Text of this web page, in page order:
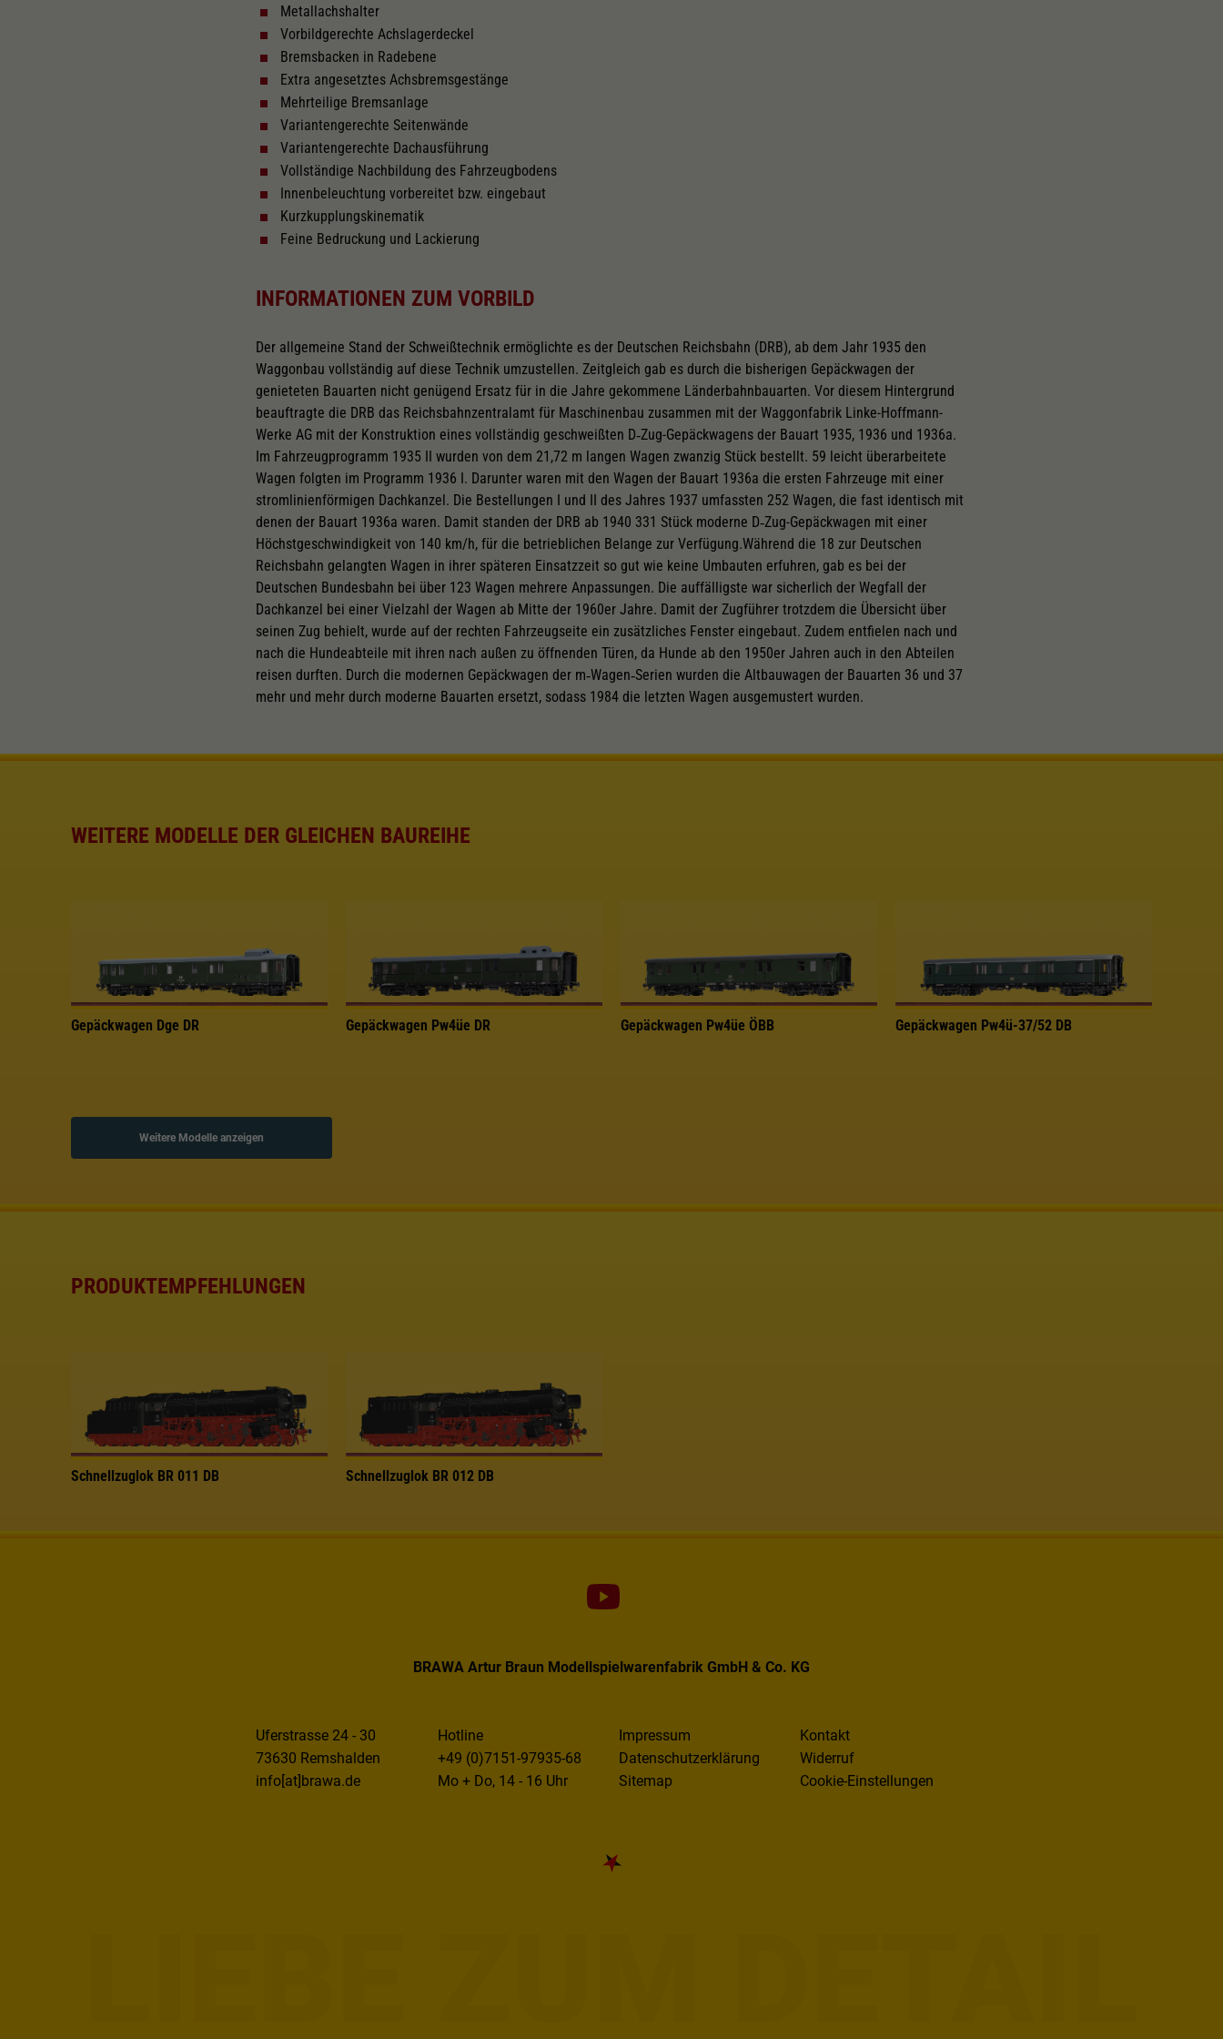
2222
Wechselstromschleifer
nachrüstbar
Metallachshalter
Vorbildgerechte Achslagerdeckel
Bremsbacken in Radebene
Extra angesetztes Achsbremsgestänge
Mehrteilige Bremsanlage
Variantengerechte Seitenwände
Variantengerechte Dachausführung
Vollständige Nachbildung des Fahrzeugbodens
Innenbeleuchtung vorbereitet bzw. eingebaut
Kurzkupplungskinematik
Feine Bedruckung und Lackierung
INFORMATIONEN ZUM VORBILD
Der allgemeine Stand der Schweißtechnik ermöglichte es der Deutschen Reichsbahn (DRB), ab dem Jahr 1935 den
Waggonbau vollständig auf diese Technik umzustellen. Zeitgleich gab es durch die bisherigen Gepäckwagen der
genieteten Bauarten nicht genügend Ersatz für in die Jahre gekommene Länderbahnbauarten. Vor diesem Hintergrund
beauftragte die DRB das Reichsbahnzentralamt für Maschinenbau zusammen mit der Waggonfabrik Linke-Hoffmann-
Werke AG mit der Konstruktion eines vollständig geschweißten D‑Zug-Gepäckwagens der Bauart 1935, 1936 und 1936a.
Im Fahrzeugprogramm 1935 II wurden von dem 21,72 m langen Wagen zwanzig Stück bestellt. 59 leicht überarbeitete
Wagen folgten im Programm 1936 I. Darunter waren mit den Wagen der Bauart 1936a die ersten Fahrzeuge mit einer
stromlinienförmigen Dachkanzel. Die Bestellungen I und II des Jahres 1937 umfassten 252 Wagen, die fast identisch mit
denen der Bauart 1936a waren. Damit standen der DRB ab 1940 331 Stück moderne D‑Zug-Gepäckwagen mit einer
Höchstgeschwindigkeit von 140 km/h, für die betrieblichen Belange zur Verfügung.Während die 18 zur Deutschen
Reichsbahn gelangten Wagen in ihrer späteren Einsatzzeit so gut wie keine Umbauten erfuhren, gab es bei der
Deutschen Bundesbahn bei über 123 Wagen mehrere Anpassungen. Die auffälligste war sicherlich der Wegfall der
Dachkanzel bei einer Vielzahl der Wagen ab Mitte der 1960er Jahre. Damit der Zugführer trotzdem die Übersicht über
seinen Zug behielt, wurde auf der rechten Fahrzeugseite ein zusätzliches Fenster eingebaut. Zudem entfielen nach und
nach die Hundeabteile mit ihren nach außen zu öffnenden Türen, da Hunde ab den 1950er Jahren auch in den Abteilen
reisen durften. Durch die modernen Gepäckwagen der m‑Wagen‑Serien wurden die Altbauwagen der Bauarten 36 und 37
mehr und mehr durch moderne Bauarten ersetzt, sodass 1984 die letzten Wagen ausgemustert wurden.
WEITERE MODELLE DER GLEICHEN BAUREIHE
Gepäckwagen Dge DR Gepäckwagen Pw4üe DR Gepäckwagen Pw4üe ÖBB Gepäckwagen Pw4ü-37/52 DB
Weitere Modelle anzeigen
PRODUKTEMPFEHLUNGEN
Schnellzuglok BR 011 DB Schnellzuglok BR 012 DB
BRAWA Artur Braun Modellspielwarenfabrik GmbH & Co. KG
Uferstrasse 24 - 30
73630 Remshalden
info[at]brawa.de
Hotline
+49 (0)7151-97935-68
Mo + Do, 14 - 16 Uhr
Impressum
Datenschutzerklärung
Sitemap
Kontakt
Widerruf
Cookie-Einstellungen